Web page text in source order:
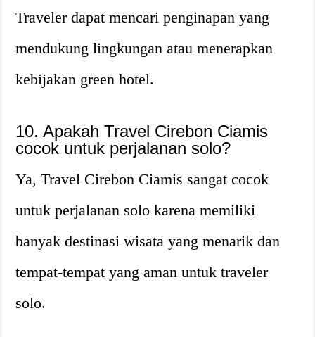
Traveler dapat mencari penginapan yang
mendukung lingkungan atau menerapkan
kebijakan green hotel.
10. Apakah Travel Cirebon Ciamis
cocok untuk perjalanan solo?
Ya, Travel Cirebon Ciamis sangat cocok
untuk perjalanan solo karena memiliki
banyak destinasi wisata yang menarik dan
tempat-tempat yang aman untuk traveler
solo.